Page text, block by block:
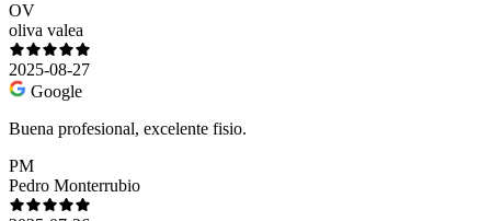
OV
oliva valea
2025-08-27
Google
Buena profesional, excelente fisio.
PM
Pedro Monterrubio